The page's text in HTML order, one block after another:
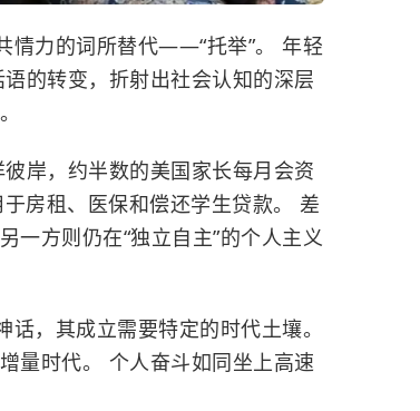
情力的词所替代——“托举”。 年轻
的转变，折射出社会认知的深层
岸，约半数的美国家长每月会资
房租、医保和偿还学生贷款。 差
一方则仍在“独立自主”的个人主义
，其成立需要特定的时代土壤。
量时代。 个人奋斗如同坐上高速